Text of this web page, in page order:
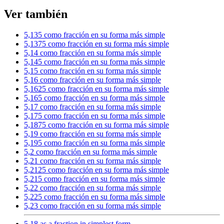
Ver también
5,135 como fracción en su forma más simple
5,1375 como fracción en su forma más simple
5,14 como fracción en su forma más simple
5,145 como fracción en su forma más simple
5,15 como fracción en su forma más simple
5,16 como fracción en su forma más simple
5,1625 como fracción en su forma más simple
5,165 como fracción en su forma más simple
5,17 como fracción en su forma más simple
5,175 como fracción en su forma más simple
5,1875 como fracción en su forma más simple
5,19 como fracción en su forma más simple
5,195 como fracción en su forma más simple
5,2 como fracción en su forma más simple
5,21 como fracción en su forma más simple
5,2125 como fracción en su forma más simple
5,215 como fracción en su forma más simple
5,22 como fracción en su forma más simple
5,225 como fracción en su forma más simple
5,23 como fracción en su forma más simple